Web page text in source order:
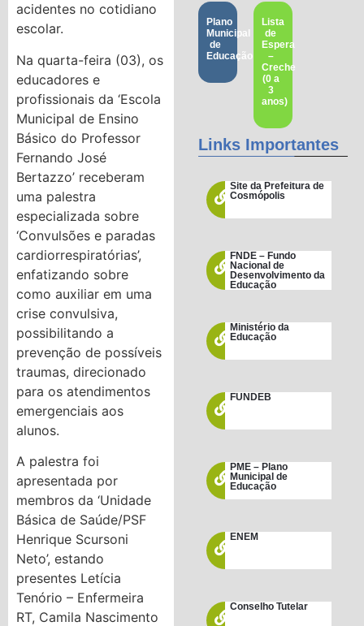
acidentes no cotidiano
escolar.
Na quarta-feira (03), os
educadores e
profissionais da ‘Escola
Municipal de Ensino
Básico do Professor
Fernando José
Bertazzo’ receberam
uma palestra
especializada sobre
‘Convulsões e paradas
cardiorrespiratórias’,
enfatizando sobre
como auxiliar em uma
crise convulsiva,
possibilitando a
prevenção de possíveis
traumas, direcionado
para os atendimentos
emergenciais aos
alunos.
A palestra foi
apresentada por
membros da ‘Unidade
Básica de Saúde/PSF
Henrique Scursoni
Neto’, estando
presentes Letícia
Tenório – Enfermeira
RT, Camila Nascimento
Plano
Municipal
de
Educação
Lista
de
Espera
–
Creche
(0 a
3
anos)
Links Importantes
Site da Prefeitura de
Cosmópolis
FNDE – Fundo
Nacional de
Desenvolvimento da
Educação
Ministério da
Educação
FUNDEB
PME – Plano
Municipal de
Educação
ENEM
Conselho Tutelar